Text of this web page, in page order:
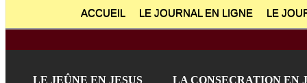
LE
LE JOURNAL EN LIGNE
ACCUEIL
LE JEÛNE EN JESUS LA CONSECRATION EN